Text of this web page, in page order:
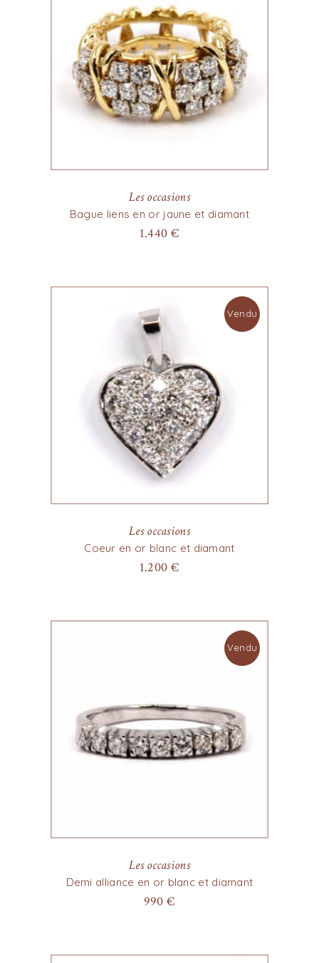
Les occasions
Bague liens en or jaune et diamant
1.440 €
Vendu
Les occasions
Coeur en or blanc et diamant
1.200 €
Vendu
Les occasions
Demi alliance en or blanc et diamant
990€